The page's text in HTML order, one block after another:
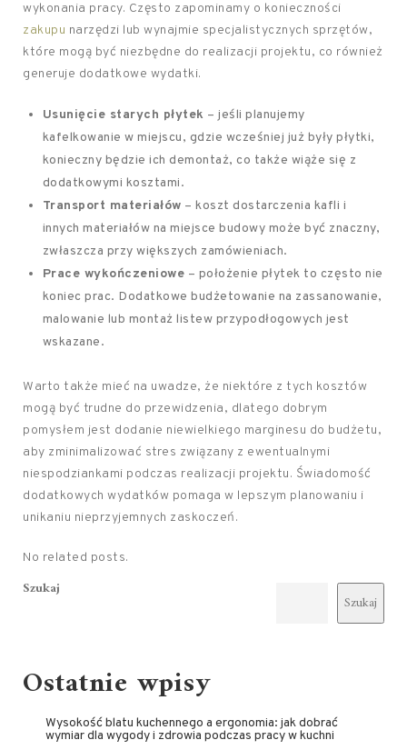
wykonania pracy. Często zapominamy o konieczności
zakupu narzędzi lub wynajmie specjalistycznych sprzętów,
które mogą być niezbędne do realizacji projektu, co również
generuje dodatkowe wydatki.
Usunięcie starych płytek – jeśli planujemy
kafelkowanie w miejscu, gdzie wcześniej już były płytki,
konieczny będzie ich demontaż, co także wiąże się z
dodatkowymi kosztami.
Transport materiałów – koszt dostarczenia kafli i
innych materiałów na miejsce budowy może być znaczny,
zwłaszcza przy większych zamówieniach.
Prace wykończeniowe – położenie płytek to często nie
koniec prac. Dodatkowe budżetowanie na zassanowanie,
malowanie lub montaż listew przypodłogowych jest
wskazane.
Warto także mieć na uwadze, że niektóre z tych kosztów
mogą być trudne do przewidzenia, dlatego dobrym
pomysłem jest dodanie niewielkiego marginesu do budżetu,
aby zminimalizować stres związany z ewentualnymi
niespodziankami podczas realizacji projektu. Świadomość
dodatkowych wydatków pomaga w lepszym planowaniu i
unikaniu nieprzyjemnych zaskoczeń.
No related posts.
Szukaj
Szukaj
Ostatnie wpisy
Wysokość blatu kuchennego a ergonomia: jak dobrać
wymiar dla wygody i zdrowia podczas pracy w kuchni